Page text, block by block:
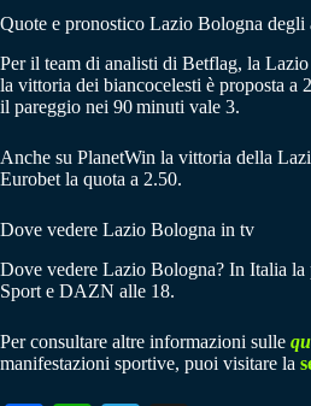
Quote e pronostico Lazio Bologna degli
Per il team di analisti di Betflag, la
la vittoria dei biancocelesti è proposta a
il pareggio nei 90 minuti vale 3.
Anche su PlanetWin la vittoria della
Eurobet la quota a 2.50.
Dove vedere Lazio Bologna in tv
Dove vedere Lazio Bologna? In Italia la
Sport e DAZN alle 18.
Per consultare altre informazioni sulle
manifestazioni sportive, puoi visitare la